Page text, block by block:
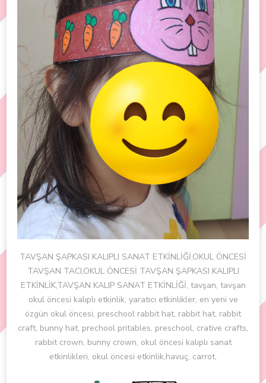
TAVŞAN ŞAPKASI KALIPLI SANAT ETKİNLİĞİ,OKUL ÖNCESİ
TAVŞAN TACI,OKUL ÖNCESİ TAVŞAN ŞAPKASI KALIPLI
ETKİNLİK,TAVŞAN KALIP SANAT ETKİNLİĞİ, tavşan, tavşan
okul öncesi kalıplı etkinlik, yaratıcı etkinlikler, en yeni ve
özgün okul öncesi, preschool rabbit hat, rabbit hat, rabbit
craft, bunny hat, prechool pritables, preschool, crative crafts,
rabbit crown, bunny crown, okul öncesi kalıplı sanat
etkinlikleri, okul öncesi etkinlik,havuç, carrot,